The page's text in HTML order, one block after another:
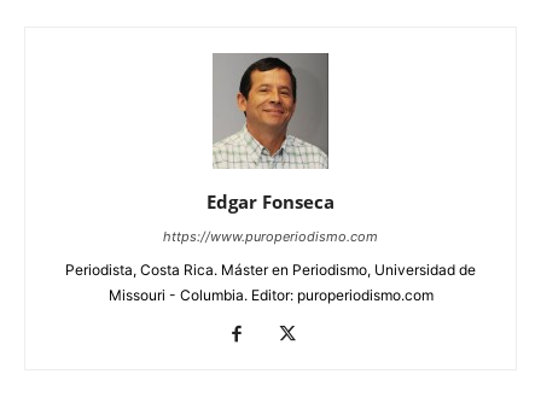
Edgar Fonseca
https://www.puroperiodismo.com
Periodista, Costa Rica. Máster en Periodismo, Universidad de
Missouri - Columbia. Editor: puroperiodismo.com